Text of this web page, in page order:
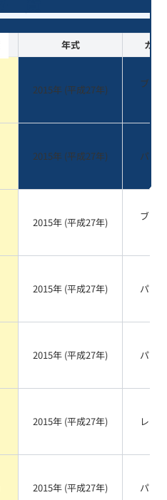
年式 カラ
2015年 (平成27年)
ブラ
2015年 (平成27年) パール
2015年 (平成27年)
ブラ
2015年 (平成27年) パール
2015年 (平成27年) パール
2015年 (平成27年) レッド
2015年 (平成27年) パール